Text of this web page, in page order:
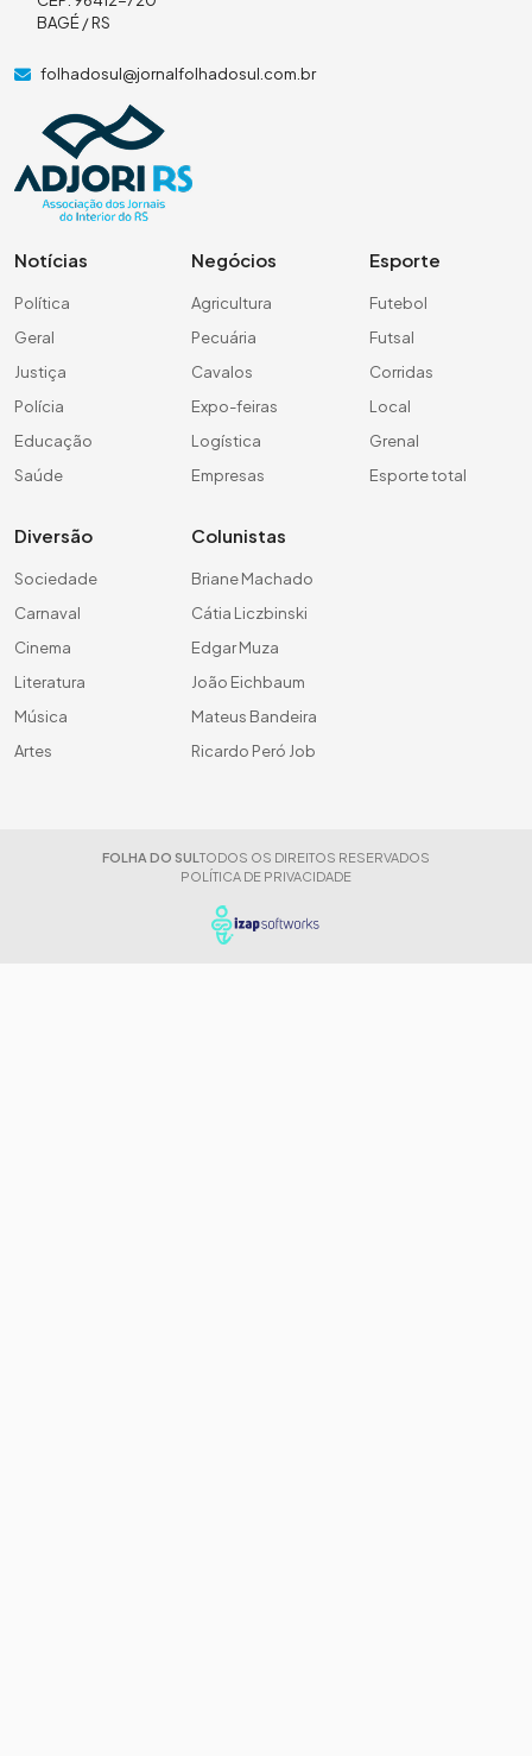
BAGÉ / RS
folhadosul@jornalfolhadosul.com.br
Notícias
Política
Geral
Justiça
Polícia
Educação
Saúde
Negócios
Agricultura
Pecuária
Cavalos
Expo-feiras
Logística
Empresas
Esporte
Futebol
Futsal
Corridas
Local
Grenal
Esporte total
Diversão
Sociedade
Carnaval
Cinema
Literatura
Música
Artes
Colunistas
Briane Machado
Cátia Liczbinski
Edgar Muza
João Eichbaum
Mateus Bandeira
Ricardo Peró Job
FOLHA DO SUL TODOS OS DIREITOS RESERVADOS
POLÍTICA DE PRIVACIDADE